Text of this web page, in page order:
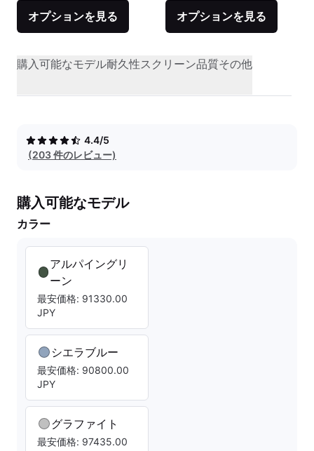
オプションを見る オプションを見る
購入可能なモデル耐久性スクリーン品質その他
4.4/5
(203 件のレビュー)
購入可能なモデル
カラー
アルパイングリ
ーン
最安価格: 91330.00
JPY
シエラブルー
最安価格: 90800.00
JPY
グラファイト
最安価格: 97435.00